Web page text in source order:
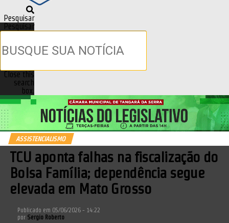
Pesquisar
Pesquisar
Close this
search
box.
ASSISTENCIALISMO
TCU aponta falhas na fiscalização do
Bolsa Família; dependência segue
elevada em Mato Grosso
Publicado em 05/06/2026 - 14:22
por Sergio Roberto